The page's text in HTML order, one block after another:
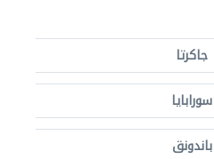
جاكرتا
سورابايا
باندونق